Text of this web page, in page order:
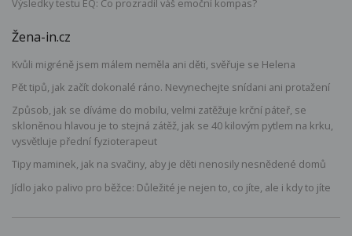
Výsledky testu EQ: Co prozradil váš emoční kompas?
Žena-in.cz
Kvůli migréně jsem málem neměla ani děti, svěřuje se Helena
Pět tipů, jak začít dokonalé ráno. Nevynechejte snídani ani protažení
Způsob, jak se díváme do mobilu, velmi zatěžuje krční páteř, se
skloněnou hlavou je to stejná zátěž, jak se 40 kilovým pytlem na krku,
vysvětluje přední fyzioterapeut
Tipy maminek, jak na svačiny, aby je děti nenosily nesnědené domů
Jídlo jako palivo pro běžce: Důležité je nejen to, co jíte, ale i kdy to jíte